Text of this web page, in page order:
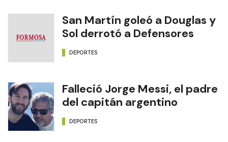
San Martín goleó a Douglas y
Sol derrotó a Defensores
DEPORTES
Falleció Jorge Messi, el padre
del capitán argentino
DEPORTES